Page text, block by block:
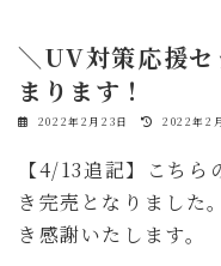
＼UV対策応援セ
まります！
2022年2月23日
最
新
日
時
2022年2
【4/13追記】こち
き完売となりました
き感謝いたします。